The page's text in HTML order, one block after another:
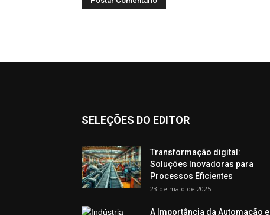
SELEÇÕES DO EDITOR
Transformação digital:
Soluções Inovadoras para
Processos Eficientes
23 de maio de 2025
A Importância da Automação e